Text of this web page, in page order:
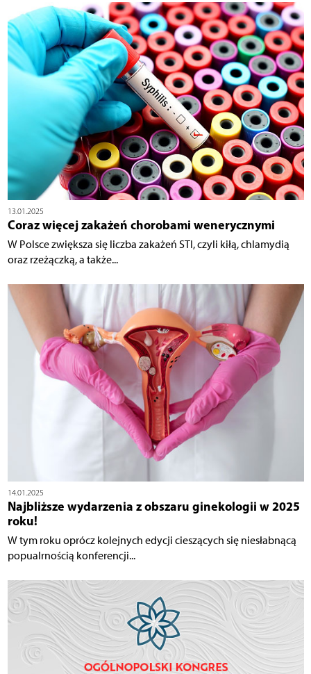
13.01.2025
Coraz więcej zakażeń chorobami wenerycznymi
W Polsce zwiększa się liczba zakażeń STI, czyli kiłą, chlamydią
oraz rzeżączką, a także...
14.01.2025
Najbliższe wydarzenia z obszaru ginekologii w 2025
roku!
W tym roku oprócz kolejnych edycji cieszących się niesłabnącą
popualrnością konferencji...